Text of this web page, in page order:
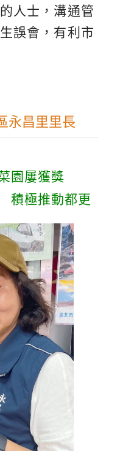
人士，溝通管
誤會，有利市
永昌里里長
園屢獲獎
積極推動都更